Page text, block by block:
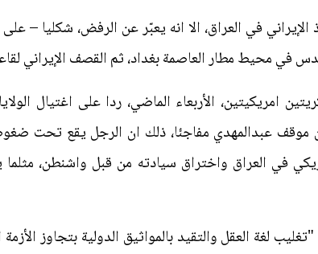
في العراق، الا انه يعبّر عن الرفض، شكليا – على
في محيط مطار العاصمة بغداد، ثم القصف الإيراني
امريكيتين، الأربعاء الماضي، ردا على اغتيال
موقف عبدالمهدي مفاجئا، ذلك ان الرجل يقع تحت
في العراق واختراق سيادته من قبل واشنطن،
لغة العقل والتقيد بالمواثيق الدولية بتجاوز